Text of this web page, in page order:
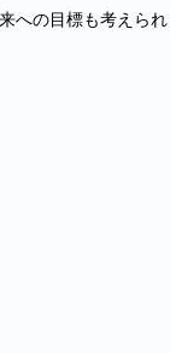
の目標も考えられ